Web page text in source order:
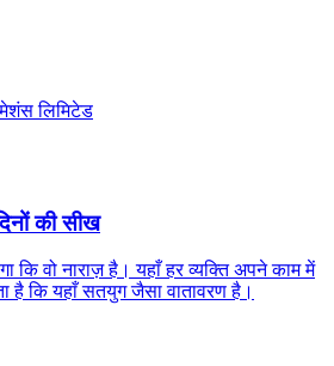
लिमिटेड
की सीख
कि वो नाराज़ है। यहाँ हर व्यक्ति अपने काम में
है कि यहाँ सतयुग जैसा वातावरण है।